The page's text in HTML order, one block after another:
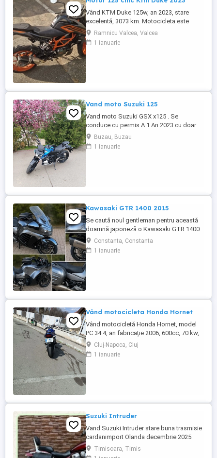
Vând KTM Duke 125w, an 2023, stare
excelentă, 3073 km. Motocicleta este
ideală pentru începători sau pentru oraș.
Fără daune, lovituri!
Ramnicu Valcea, Valcea
1 ianuarie
Vand moto Suzuki 125
Vand moto Suzuki GSX x125 . Se
conduce cu permis A 1 An 2023 cu doar
5000km Stare impecabila , fara cazaturi
ITP valabil pana in noiembrie 2027 Revizii
si schimb de ulei in service autorizat
Buzau, Buzau
1 ianuarie
Kawasaki GTR 1400 2015
Se caută noul gentleman pentru această
doamnă japoneză o Kawasaki GTR 1400
care încă întoarce priviri și iubește
kilometrii. A fost răsfățată, întreținută la
timp și tratată cu respect. O dau doar
Constanta, Constanta
1 ianuarie
Vând motocicleta Honda Hornet
Vând motocicletă Honda Hornet, model
PC 34 4, an fabricație 2006, 600cc, 70 kw,
98 cp, inspecție tehnică valabilă până în
august 2027 . Preț 1900 euro
Cluj-Napoca, Cluj
1 ianuarie
Suzuki Intruder
Vand Suzuki Intruder stare buna trasmisie
cardanimport Olanda decembrie 2025
inmatriculat RO IN FEBRUARIE Nu raspund
la mesaje.Schimb cu ATV plus sau minus
Timisoara, Timis